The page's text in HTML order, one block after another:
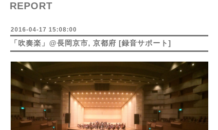
REPORT
2016-04-17 15:08:00
「吹奏楽」@長岡京市, 京都府 [録音サポート]